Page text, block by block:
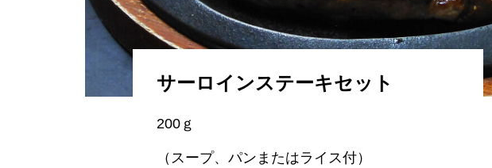
サーロインステーキセット
200ｇ
（スープ、パンまたはライス付）